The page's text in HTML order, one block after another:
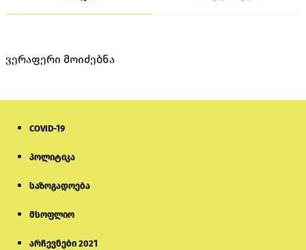
ვერაფერი მოიძებნა
COVID-19
პოლიტიკა
საზოგადოება
მსოფლიო
არჩევნები 2021